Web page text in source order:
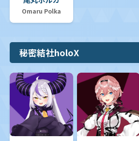
Omaru Polka
秘密結社holoX